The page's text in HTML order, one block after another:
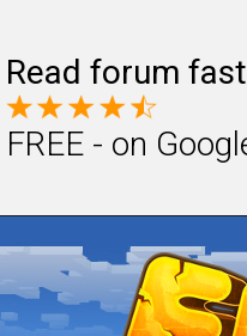
Read forum
FREE - on